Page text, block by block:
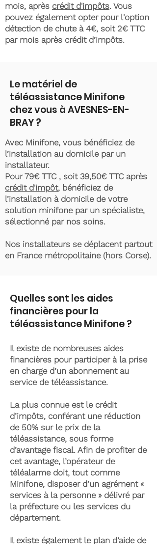
mois, après crédit d'impôts. Vous
pouvez également opter pour l'option
détection de chute à 4€, soit 2€ TTC
par mois après crédit d’impôts.
Le matériel de
téléassistance Minifone
chez vous à AVESNES-EN-
BRAY ?
Avec Minifone, vous bénéficiez de
l’installation au domicile par un
installateur.
Pour 79€ TTC , soit 39,50€ TTC après
crédit d'impôt, bénéficiez de
l’installation à domicile de votre
solution minifone par un spécialiste,
sélectionné par nos soins.
Nos installateurs se déplacent partout
en France métropolitaine (hors Corse).
Quelles sont les aides
financières pour la
téléassistance Minifone ?
Il existe de nombreuses aides
financières pour participer à la prise
en charge d’un abonnement au
service de téléassistance.
La plus connue est le crédit
d’impôts, conférant une réduction
de 50% sur le prix de la
téléassistance, sous forme
d’avantage fiscal. Afin de profiter de
cet avantage, l’opérateur de
téléalarme doit, tout comme
Minifone, disposer d’un agrément «
services à la personne » délivré par
la préfecture ou les services du
département.
Il existe également le plan d’aide de